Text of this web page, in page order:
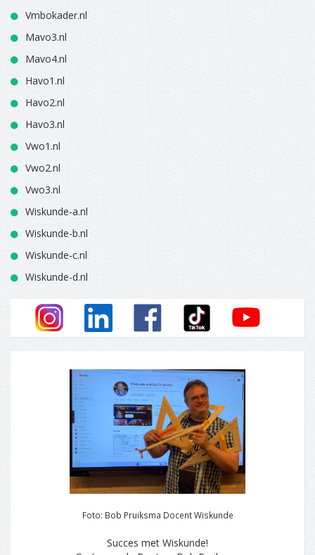
Vmbokader.nl
Mavo3.nl
Mavo4.nl
Havo1.nl
Havo2.nl
Havo3.nl
Vwo1.nl
Vwo2.nl
Vwo3.nl
Wiskunde-a.nl
Wiskunde-b.nl
Wiskunde-c.nl
Wiskunde-d.nl
Foto: Bob Pruiksma Docent Wiskunde
Succes met Wiskunde!